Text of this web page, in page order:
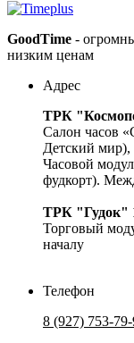
GoodTime -
низким ценам
Адрес
ТРК
Салон часов
Детский мир),
Часовой
фудкорт).
ТРК "Гудок"
Торговый
началу
Телефон
8 (927) 753-